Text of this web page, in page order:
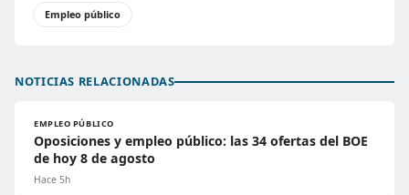
Empleo público
NOTICIAS RELACIONADAS
EMPLEO PÚBLICO
Oposiciones y empleo público: las 34 ofertas del BOE
de hoy 8 de agosto
Hace 5h